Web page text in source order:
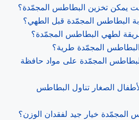
يمكن تخزين البطاطس المجمّدة؟
البطاطس المجمّدة قبل الطهي؟
لطهي البطاطس المجمّدة؟
المجمّدة طرية؟
المجمّدة على مواد حافظة
الصغار تناول البطاطس
خيار جيد لفقدان الوزن؟